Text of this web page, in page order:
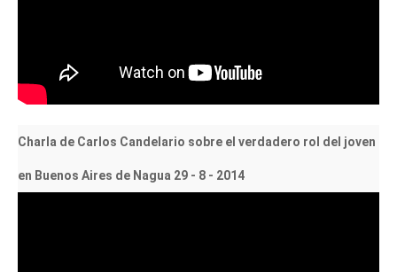
Charla de Carlos Candelario sobre el verdadero rol del joven
en Buenos Aires de Nagua 29 - 8 - 2014